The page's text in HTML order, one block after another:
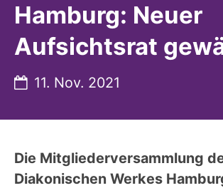
Hamburg: Neuer
Aufsichtsrat
Datum:
11. Nov. 2021
Die Mitgliederversammlung
Diakonischen Werkes